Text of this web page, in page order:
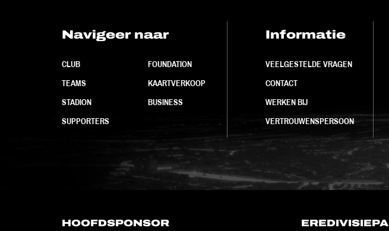
Navigeer naar
CLUB
TEAMS
STADION
SUPPORTERS
FOUNDATION
KAARTVERKOOP
BUSINESS
Informatie
VEELGESTELDE VRAGEN
CONTACT
WERKEN BIJ
VERTROUWENSPERSOON
HOOFDSPONSOR